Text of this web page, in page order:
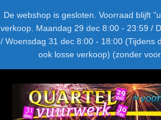
De webshop is gesloten. Voorraad blijft
verkoop. Maandag 29 dec 8:00 - 23:59 /
/ Woensdag 31 dec 8:00 - 18:00 (Tijdens
ook losse verkoop) (zonder
naar
inhoud
LEVERANCIERS TYPE AANBIEDINGEN
NIEUW DIT JAAR